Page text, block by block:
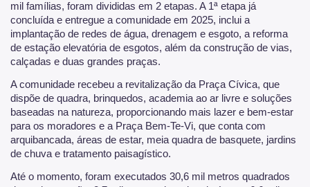
mil famílias, foram divididas em 2 etapas. A 1ª etapa já
concluída e entregue a comunidade em 2025, inclui a
implantação de redes de água, drenagem e esgoto, a reforma
de estação elevatória de esgotos, além da construção de vias,
calçadas e duas grandes praças.
A comunidade recebeu a revitalização da Praça Cívica, que
dispõe de quadra, brinquedos, academia ao ar livre e soluções
baseadas na natureza, proporcionando mais lazer e bem-estar
para os moradores e a Praça Bem-Te-Vi, que conta com
arquibancada, áreas de estar, meia quadra de basquete, jardins
de chuva e tratamento paisagístico.
Até o momento, foram executados 30,6 mil metros quadrados